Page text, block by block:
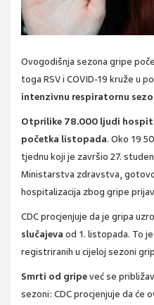
Ovogodišnja sezona gripe
toga RSV i COVID-19 kruže u
intenzivnu respiratornu
Otprilike 78.000 ljudi
početka listopada. Oko 19
tjednu koji je završio 27.
Ministarstva zdravstva,
hospitalizacija zbog gripe
CDC procjenjuje da je gripa
slučajeva od 1. listopada. To
registriranih u cijeloj sezoni
Smrti od gripeveć se
sezoni: CDC procjenjuje da će